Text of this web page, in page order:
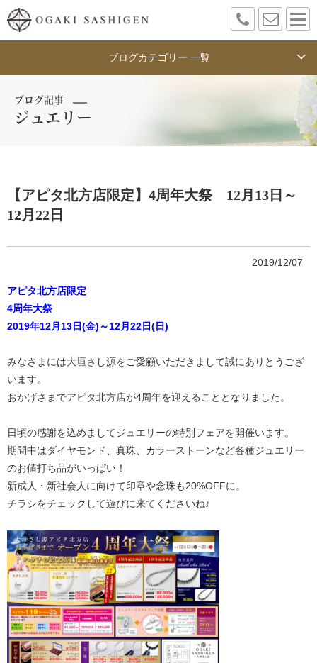
ブログカテゴリー 一覧
ブログ記事
ジュエリー
【アピタ北方店限定】4周年大祭 12月13日～
12月22日
2019/12/07
アピタ北方店限定
4周年大祭
2019年12月13日(金)～12月22日(日)
みなさまには大垣さし源をご愛顧いただきまして誠にありとうござ
います。
おかげさまでアピタ北方店が4周年を迎えることとなりました。
日頃の感謝を込めましてジュエリーの特別フェアを開催います。
期間中はダイヤモンド、真珠、カラーストーンなど各種ジュエリー
のお値打ち品がいっぱい！
新成人・新社会人に向けて印章や念珠も20%OFFに。
チラシをチェックして遊びに来てくださいね♪